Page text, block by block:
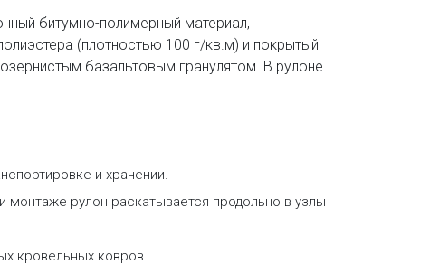
битумно-полимерный материал,
(плотностью 100 г/кв.м) и покрытый
базальтовым гранулятом. В рулоне
и хранении.
рулон раскатывается продольно в узлы
кровельных ковров.